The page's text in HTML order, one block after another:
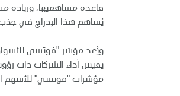
قاعدة مساهميها، وزيادة
يُساهم هذا الإدراج في جذب
ويُعد مؤشر "فوتسي للأسواق
يقيس أداء الشركات ذات
مؤشرات "فوتسي" للأسهم